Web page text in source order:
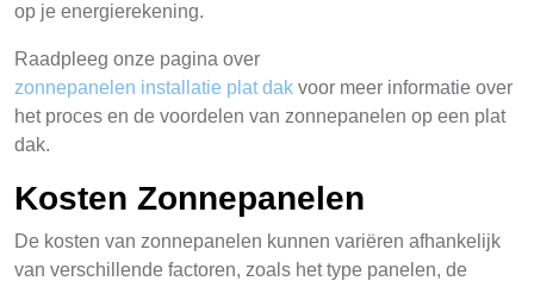
op je energierekening.
Raadpleeg onze pagina over
zonnepanelen installatie plat dak voor meer informatie over
het proces en de voordelen van zonnepanelen op een plat
dak.
Kosten Zonnepanelen
De kosten van zonnepanelen kunnen variëren afhankelijk
van verschillende factoren, zoals het type panelen, de